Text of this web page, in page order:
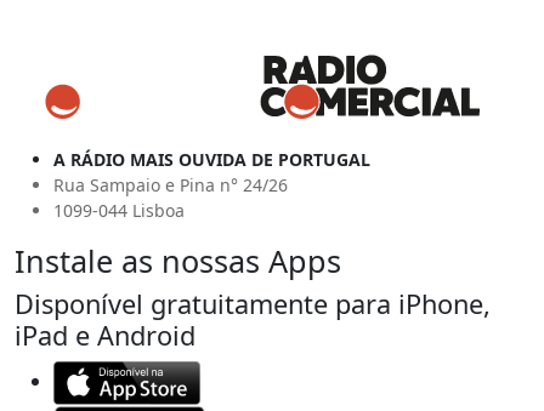
A RÁDIO MAIS OUVIDA DE PORTUGAL
Rua Sampaio e Pina n° 24/26
1099-044 Lisboa
Instale as nossas Apps
Disponível gratuitamente para iPhone,
iPad e Android